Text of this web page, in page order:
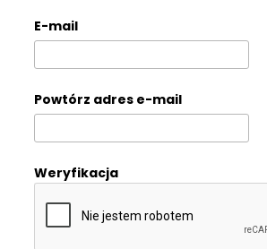
E-mail
Powtórz adres e-mail
Weryfikacja